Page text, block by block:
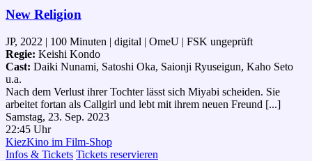
New Religion
JP, 2022 | 100 Minuten | digital | OmeU | FSK ungeprüft
Regie: Keishi Kondo
Cast: Daiki Nunami, Satoshi Oka, Saionji Ryuseigun, Kaho Seto
u.a.
Nach dem Verlust ihrer Tochter lässt sich Miyabi scheiden. Sie
arbeitet fortan als Callgirl und lebt mit ihrem neuen Freund [...]
Samstag, 23. Sep. 2023
22:45 Uhr
KiezKino im Film-Shop
Infos & Tickets Tickets reservieren